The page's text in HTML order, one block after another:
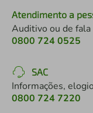
Atendimento a
Auditivo ou de fala
0800 724 0525
SAC
Informações,
0800 724 7220